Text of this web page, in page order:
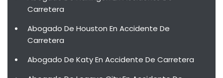
Carretera
Abogado De Houston En Accidente De
Carretera
Abogado De Katy En Accidente De Carretera